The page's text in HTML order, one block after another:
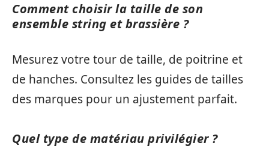
Comment choisir la taille de son
ensemble string et brassière ?
Mesurez votre tour de taille, de poitrine et
de hanches. Consultez les guides de tailles
des marques pour un ajustement parfait.
Quel type de matériau privilégier ?